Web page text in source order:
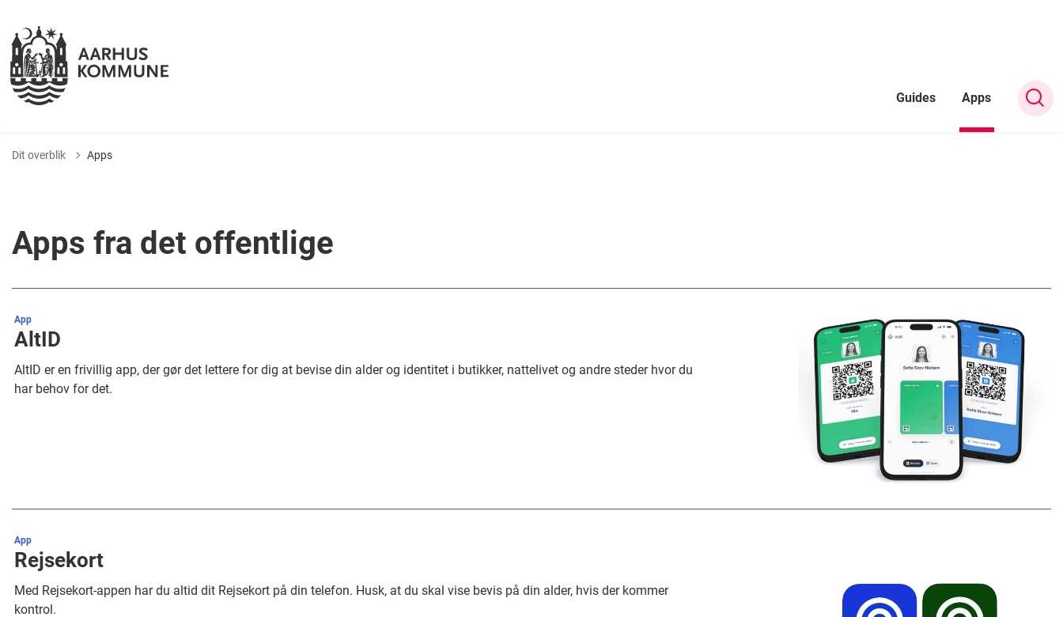
Guides Apps
Dit overblik Apps
Apps fra det offentlige
App
AltID
AltID er en frivillig app, der gør det lettere for dig at bevise din alder og identitet i butikker, nattelivet og andre steder hvor du
har behov for det.
App
Rejsekort
Med Rejsekort-appen har du altid dit Rejsekort på din telefon. Husk, at du skal vise bevis på din alder, hvis der kommer
kontrol.